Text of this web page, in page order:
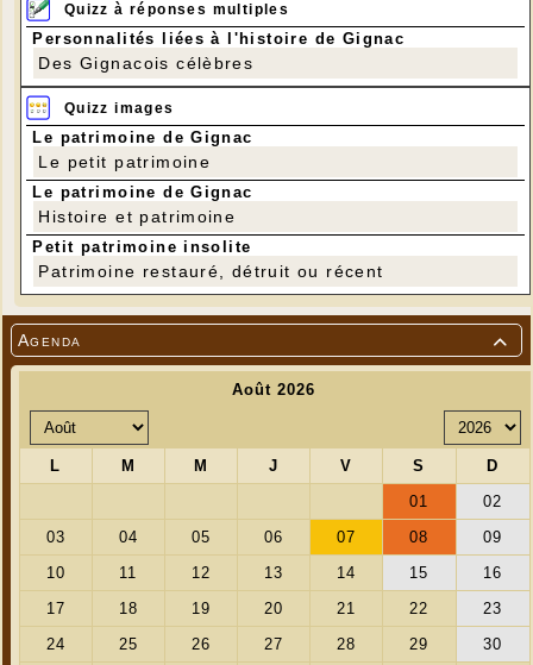

Agenda
de Valérie au 06 37 67 54 07.
à 21 h, les tables seront rangées, pour le bal
traditionnel animé par les musiciens avec des
instruments de musique typiques.
Les bénévoles de l'association vous attendent
nombreux et vous accueilleront avec plaisir et
bonne humeur afin de retrouver nos racines et
de parler occitan en toute liberté.
---
Quizz à réponses multiples
Personnalités liées à l'histoire de Gignac
Des Gignacois célèbres
Quizz images
Le patrimoine de Gignac
Le petit patrimoine
Le patrimoine de Gignac
Histoire et patrimoine
Petit patrimoine insolite
Patrimoine restauré, détruit ou récent